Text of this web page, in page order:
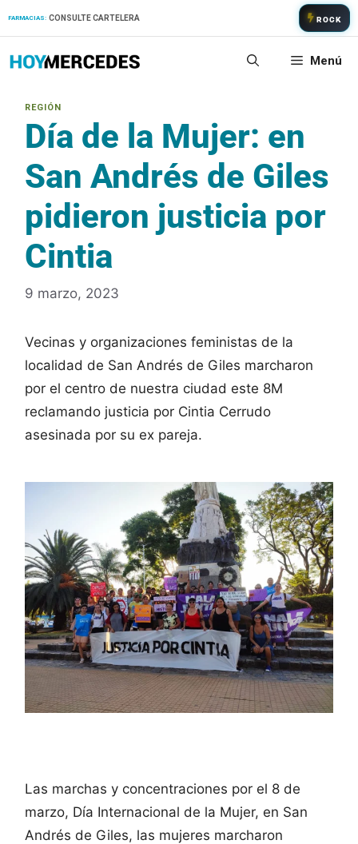
FARMACIAS: CONSULTE CARTELERA ROCK
Menú
Día de la Mujer: en
San Andrés de Giles
pidieron justicia por
Cintia
9 marzo, 2023
Vecinas y organizaciones feministas de la
localidad de San Andrés de Giles marcharon
por el centro de nuestra ciudad este 8M
reclamando justicia por Cintia Cerrudo
asesinada por su ex pareja.
Las marchas y concentraciones por el 8 de
marzo, Día Internacional de la Mujer, en San
Andrés de Giles, las mujeres marcharon